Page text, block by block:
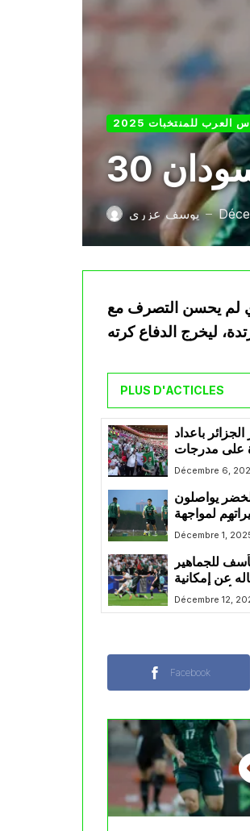
العرب للمنتخبات 2025
يوسف عزري —
لم يحسن التصرف مع
ليخرج الدفاع كرته
PLUS D'ACTICLES
باعداد
على مدرجات
خليفة الدولي
منتخب البحرين
Décembre 6,
يواصلون
لمواجهة
كأس العرب
Décembre 1,
للجماهير
عن إمكانية
كأس افريقيا
Décembre 12,
Facebook